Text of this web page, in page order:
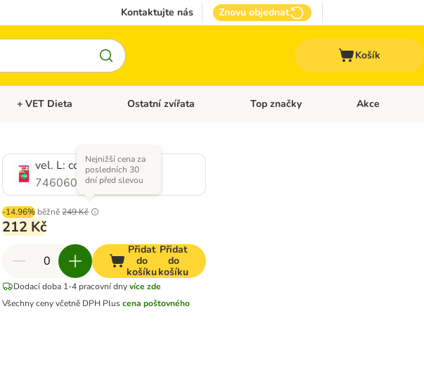
Kontaktujte nás Znovu objednat
Košík
Otevřít menu: Doplňky pro psy
+ VET Dieta Otevřít menu: + VET Dieta
Ostatní zvířata Otevřít menu: Ostatní zvířata
Top značky Otevřít menu:
Akce
vel. L: cca Ø 7,5 cm
746060.0
-14.96% běžně 249 Kč
Nejnižší cena za
posledních 30
dní před slevou
212 Kč
Přidat
do
košíku
Přidat
do
košíku
Dodací doba 1-4 pracovní dny více zde
Všechny ceny včetně DPH Pluscena poštovného